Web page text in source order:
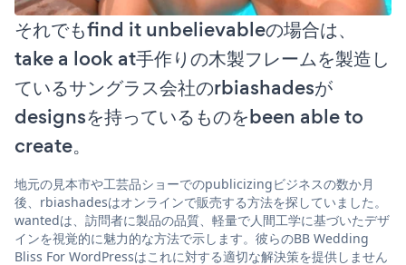
それでもfind it unbelievableの場合は、
take a look at手作りの木製フレームを製造し
ているサングラス会社のrbiashadesが
designsを持っているものをbeen able to
create。
地元の見本市や工芸品ショーでのpublicizingビジネスの数か月
後、rbiashadesはオンラインで販売する方法を探していました。
wantedは、訪問者に製品の品質、軽量で人間工学に基づいたデザ
インを視覚的に魅力的な方法で示します。彼らのBB Wedding
Bliss For WordPressはこれに対する適切な解決策を提供しません